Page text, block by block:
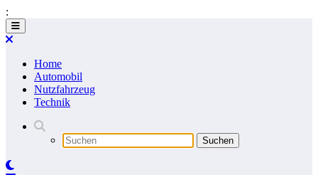
:
Zum
Inhalt
Home
Automobil
Nutzfahrzeug
Technik